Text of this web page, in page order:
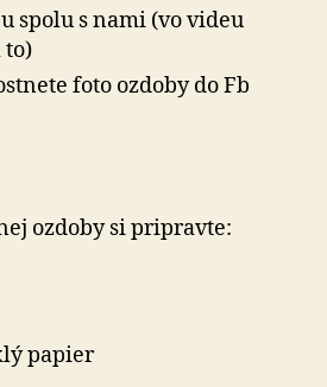
spolu s nami (vo videu
to)
foto ozdoby do Fb
ozdoby si pripravte:
papier